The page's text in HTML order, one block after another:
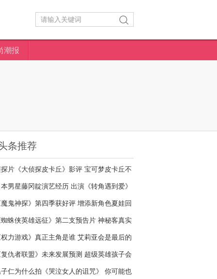
潮报
条推荐
片《大侦探皮卡丘》影评 宝可梦皮卡丘不
男星藤冈靛演艺经历 出演《转角遇到爱》
大增
鬼神探》第四季获好评 增添新角色夏娃回
情核心
蛛侠英雄远征》第二支预告片 神秘客真实
是谁
力游戏》真正主角是谁 艾莉亚会是最后的
仇者联盟》未来发展预测 超级英雄孩子会
传奇吗
仁为什么拍《哭泣女人的诅咒》 你可能也